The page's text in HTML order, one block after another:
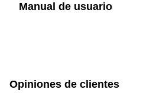
Manual de usuario
Manual de Usuario
Opiniones de clientes